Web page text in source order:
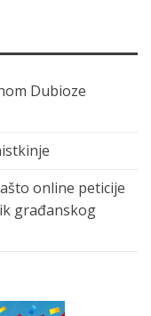
Dubioze
online peticije
građanskog